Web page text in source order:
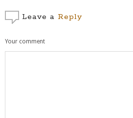
Leave a Reply
Your comment